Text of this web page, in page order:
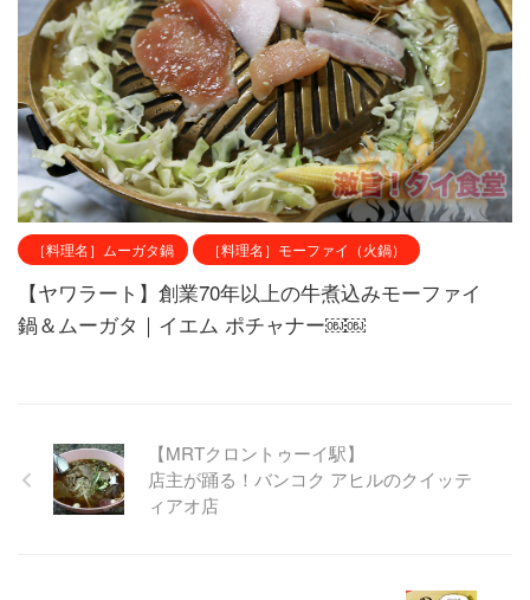
［料理名］ムーガタ鍋 ［料理名］モーファイ（火鍋）
【ヤワラート】創業70年以上の牛煮込みモーファイ
鍋＆ムーガタ｜イエム ポチャナー￼￼
【MRTクロントゥーイ駅】
店主が踊る！バンコク アヒルのクイッテ
ィアオ店